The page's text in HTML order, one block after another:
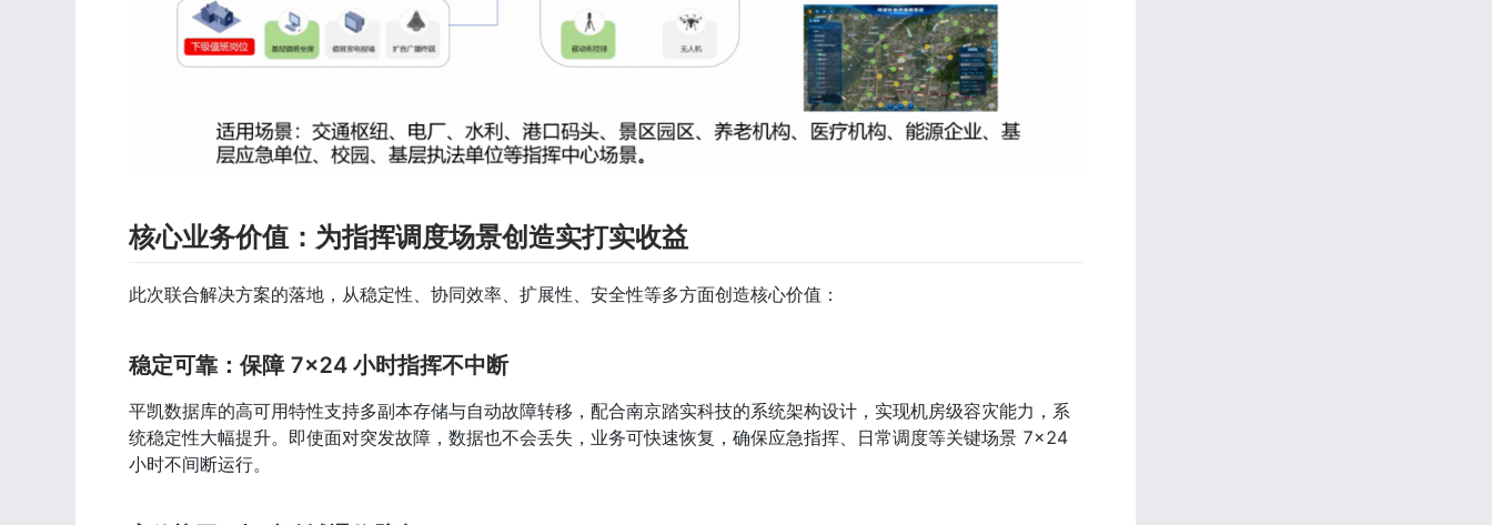
核心业务价值：为指挥调度场景创造实打实收益
此次联合解决方案的落地，从稳定性、协同效率、扩展性、安全性等多方面创造核心价值：
稳定可靠：保障 7×24 小时指挥不中断
平凯数据库的高可用特性支持多副本存储与自动故障转移，配合南京踏实科技的系统架构设计，实现机房级容灾能力，系
统稳定性大幅提升。即使面对突发故障，数据也不会丢失，业务可快速恢复，确保应急指挥、日常调度等关键场景 7×24
小时不间断运行。